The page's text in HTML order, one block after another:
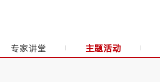
专家讲堂 主题活动